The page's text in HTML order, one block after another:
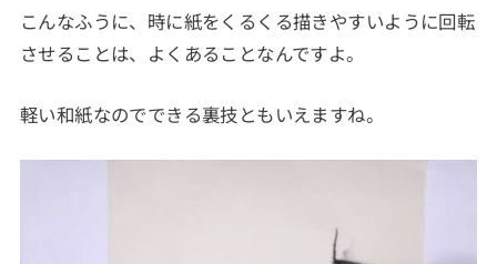
こんなふうに、時に紙をくるくる描きやすいように回転
させることは、よくあることなんですよ。
軽い和紙なのでできる裏技ともいえますね。